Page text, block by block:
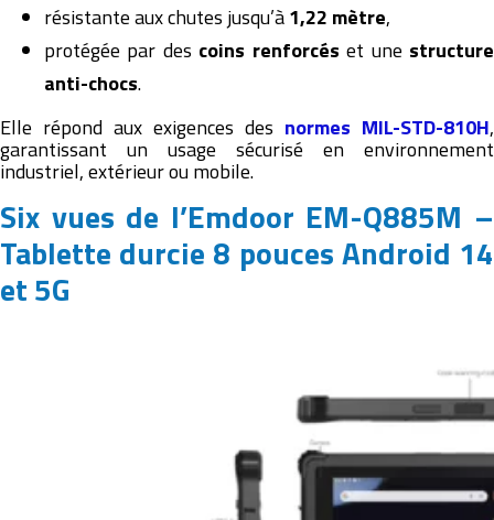
résistante aux chutes jusqu’à1,22 mètre,
protégée par des coins renforcés et une structure
anti-chocs.
Elle répond aux exigences des normes MIL-STD-810H,
garantissant un usage sécurisé en environnement
industriel, extérieur ou mobile.
Six vues de l’Emdoor EM-Q885M –
Tablette durcie 8 pouces Android 14
et 5G